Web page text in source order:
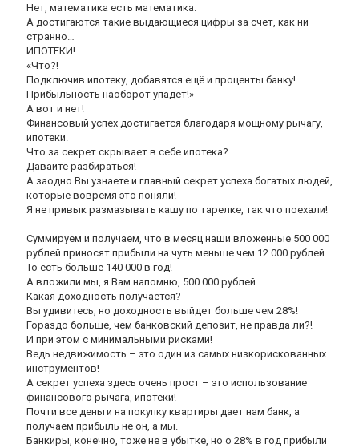
Нет, математика есть математика.
А достигаются такие выдающиеся цифры за счет, как ни
странно…
ИПОТЕКИ!
«Что?!
Подключив ипотеку, добавятся ещё и проценты банку!
Прибыльность наоборот упадет!»
А вот и нет!
Финансовый успех достигается благодаря мощному рычагу,
ипотеки.
Что за секрет скрывает в себе ипотека?
Давайте разбираться!
А заодно Вы узнаете и главный секрет успеха богатых людей,
которые вовремя это поняли!
Я не привык размазывать кашу по тарелке, так что поехали!
Суммируем и получаем, что в месяц наши вложенные 500 000
рублей приносят прибыли на чуть меньше чем 12 000 рублей.
То есть больше 140 000 в год!
А вложили мы, я Вам напомню, 500 000 рублей.
Какая доходность получается?
Вы удивитесь, но доходность выйдет больше чем 28%!
Гораздо больше, чем банковский депозит, не правда ли?!
И при этом с минимальными рисками!
Ведь недвижимость – это один из самых низкорискованных
инструментов!
А секрет успеха здесь очень прост – это использование
финансового рычага, ипотеки!
Почти все деньги на покупку квартиры дает нам банк, а
получаем прибыль не он, а мы.
Банкиры, конечно, тоже не в убытке, но о 28% в год прибыли